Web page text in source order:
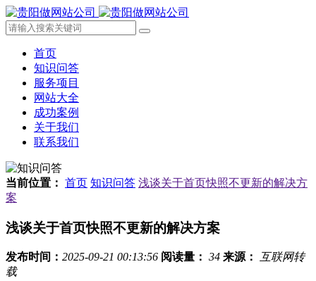
首页
知识问答
服务项目
网站大全
成功案例
关于我们
联系我们
当前位置： 首页 知识问答 浅谈关于首页快照不更新的解决方
案
浅谈关于首页快照不更新的解决方案
发布时间： 2025-09-21 00:13:56 阅读量： 34 来源： 互联网转
载